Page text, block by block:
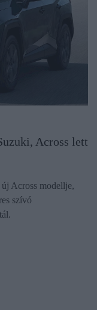
Across lett
Across modellje,
szívó